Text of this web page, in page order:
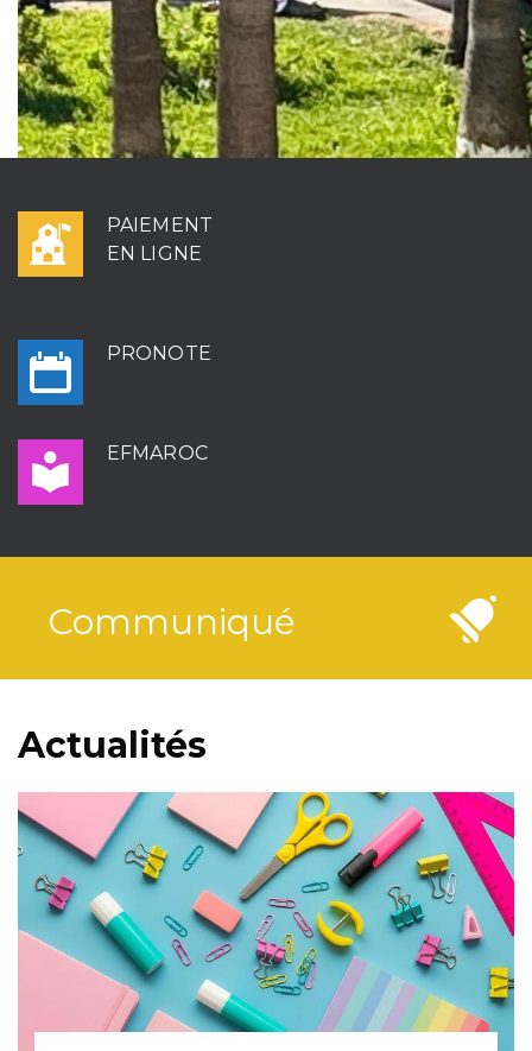
PAIEMENT
EN LIGNE
PRONOTE
EFMAROC
Communiqué
Actualités